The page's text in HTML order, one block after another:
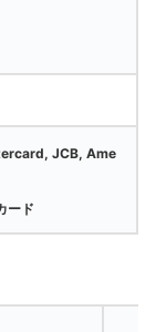
JCB, Ame
ード